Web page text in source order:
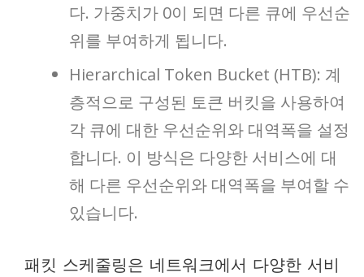
다. 가중치가 0이 되면 다른 큐에 우선순
위를 부여하게 됩니다.
Hierarchical Token Bucket (HTB): 계
층적으로 구성된 토큰 버킷을 사용하여
각 큐에 대한 우선순위와 대역폭을 설정
합니다. 이 방식은 다양한 서비스에 대
해 다른 우선순위와 대역폭을 부여할 수
있습니다.
패킷 스케줄링은 네트워크에서 다양한 서비